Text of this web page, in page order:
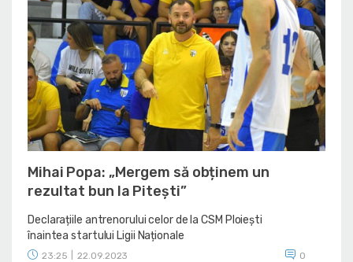
Mihai Popa: „Mergem să obținem un
rezultat bun la Pitești”
Declarațiile antrenorului celor de la CSM Ploiești
înaintea startului Ligii Naționale
23:25 22.09.2023 0